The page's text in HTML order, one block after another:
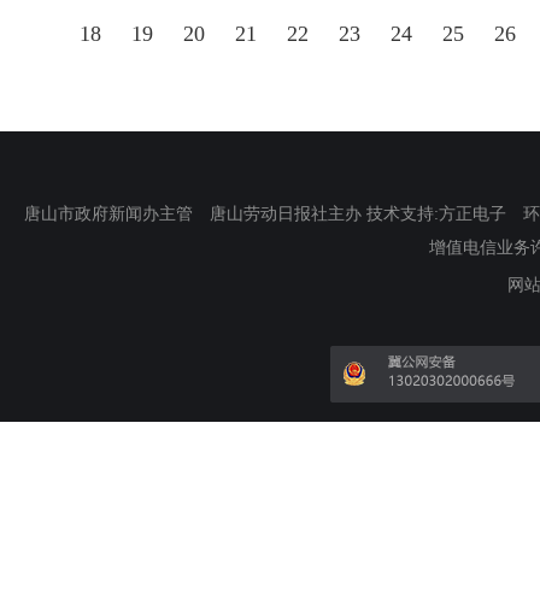
18 19 20 21 22 23 24 25 26
唐山市政府新闻办主管 唐山劳动日报社主办 技术支持:方正电子
增值电信业务
网